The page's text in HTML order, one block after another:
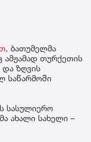
, ბათუმელმა
ამჟამად თურქეთის
ზღვის
საწარმოში
სასულიერო
ახალი სახელი –